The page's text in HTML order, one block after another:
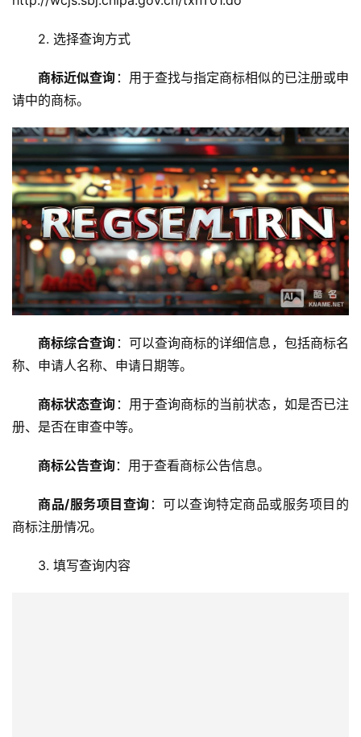
2. 选择查询方式
商标近似查询 ：用于查找与指定商标相似的已注册或申
请中的商标。
商标综合查询 ：可以查询商标的详细信息，包括商标名
称、申请人名称、申请日期等。
商标状态查询 ：用于查询商标的当前状态，如是否已注
册、是否在审查中等。
商标公告查询：用于查看商标公告信息。
商品/服务项目查询 ：可以查询特定商品或服务项目的
商标注册情况。
3. 填写查询内容